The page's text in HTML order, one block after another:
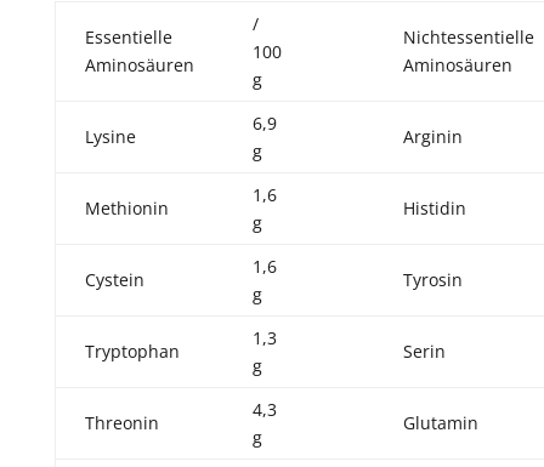
Essentielle
Aminosäuren
/
100
g
Nichtessentielle
Aminosäuren
Lysine
6,9
g
Arginin
Methionin
1,6
g
Histidin
Cystein
1,6
g
Tyrosin
Tryptophan
1,3
g
Serin
Threonin
4,3
g
Glutamin